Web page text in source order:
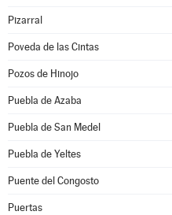
Pizarral
Poveda de las Cintas
Pozos de Hinojo
Puebla de Azaba
Puebla de San Medel
Puebla de Yeltes
Puente del Congosto
Puertas